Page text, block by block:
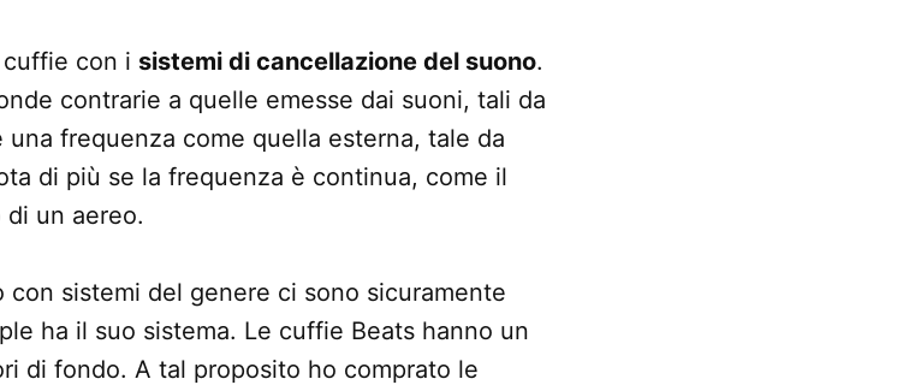
con i sistemi di cancellazione del suono.
contrarie a quelle emesse dai suoni, tali da
frequenza come quella esterna, tale da
di più se la frequenza è continua, come il
un aereo.
sistemi del genere ci sono sicuramente
ha il suo sistema. Le cuffie Beats hanno un
di fondo. A tal proposito ho comprato le